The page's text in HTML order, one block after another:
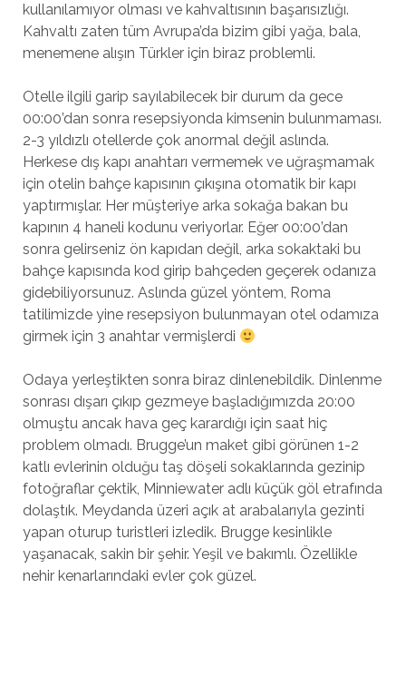
kullanılamıyor olması ve kahvaltısının başarısızlığı.
Kahvaltı zaten tüm Avrupa’da bizim gibi yağa, bala,
menemene alışın Türkler için biraz problemli.
Otelle ilgili garip sayılabilecek bir durum da gece
00:00’dan sonra resepsiyonda kimsenin bulunmaması.
2-3 yıldızlı otellerde çok anormal değil aslında.
Herkese dış kapı anahtarı vermemek ve uğraşmamak
için otelin bahçe kapısının çıkışına otomatik bir kapı
yaptırmışlar. Her müşteriye arka sokağa bakan bu
kapının 4 haneli kodunu veriyorlar. Eğer 00:00’dan
sonra gelirseniz ön kapıdan değil, arka sokaktaki bu
bahçe kapısında kod girip bahçeden geçerek odanıza
gidebiliyorsunuz. Aslında güzel yöntem, Roma
tatilimizde yine resepsiyon bulunmayan otel odamıza
girmek için 3 anahtar vermişlerdi
Odaya yerleştikten sonra biraz dinlenebildik. Dinlenme
sonrası dışarı çıkıp gezmeye başladığımızda 20:00
olmuştu ancak hava geç karardığı için saat hiç
problem olmadı. Brugge’un maket gibi görünen 1-2
katlı evlerinin olduğu taş döşeli sokaklarında gezinip
fotoğraflar çektik, Minniewater adlı küçük göl etrafında
dolaştık. Meydanda üzeri açık at arabalarıyla gezinti
yapan oturup turistleri izledik. Brugge kesinlikle
yaşanacak, sakin bir şehir. Yeşil ve bakımlı. Özellikle
nehir kenarlarındaki evler çok güzel.